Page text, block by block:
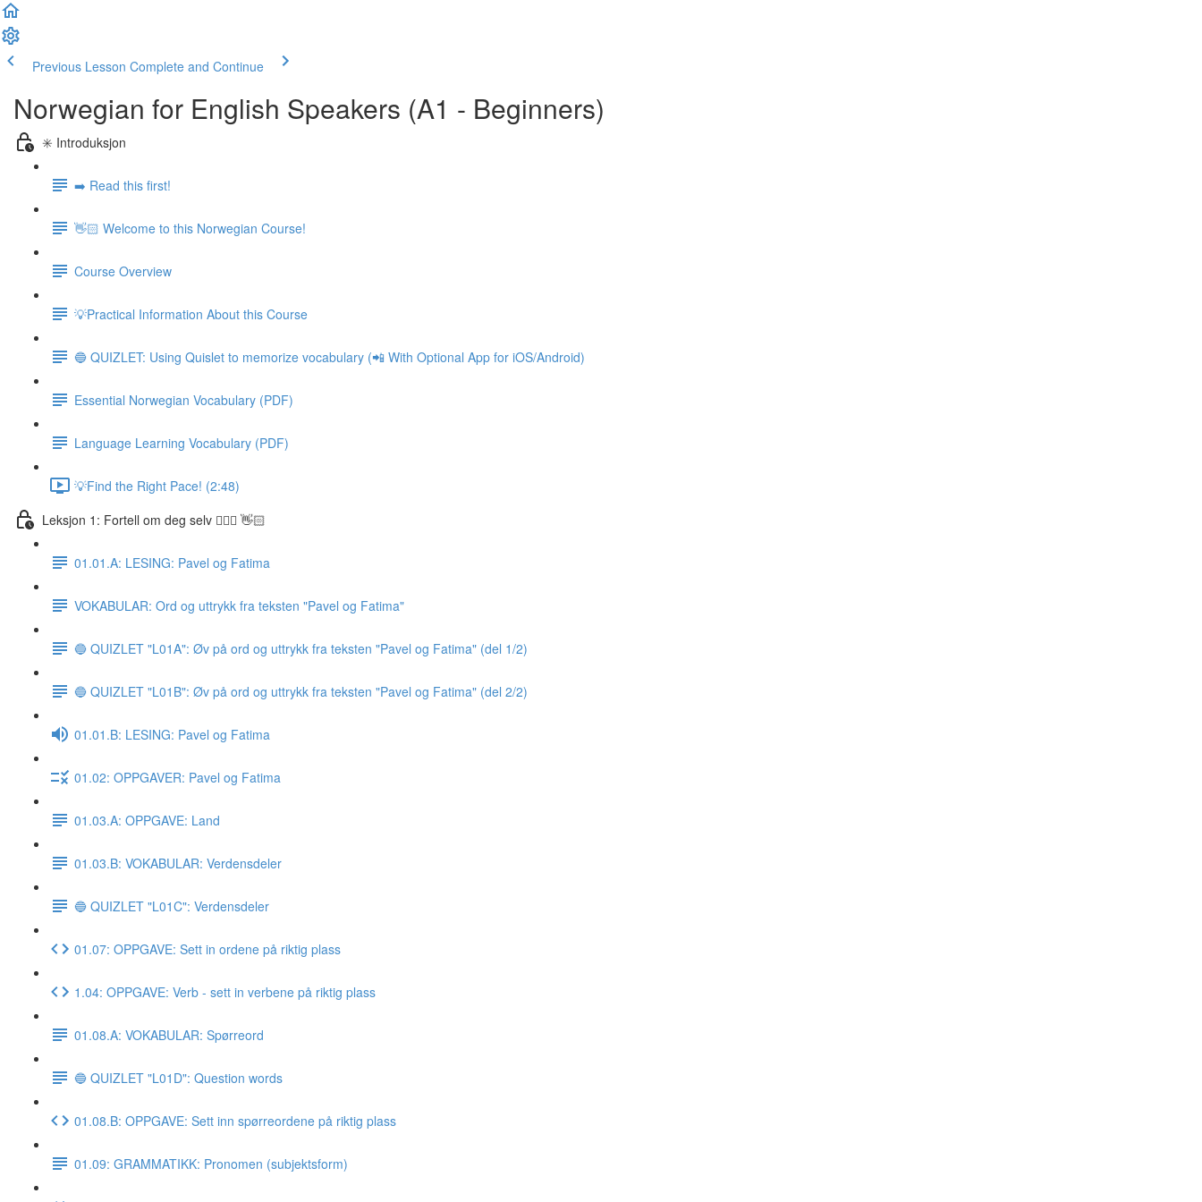
Previous Lesson Complete and Continue
Norwegian for English Speakers (A1 - Beginners)
✳️ Introduksjon
➡️ Read this first!
👋🏻 Welcome to this Norwegian Course!
Course Overview
💡Practical Information About this Course
🔵 QUIZLET: Using Quislet to memorize vocabulary (📲 With Optional App for iOS/Android)
Essential Norwegian Vocabulary (PDF)
Language Learning Vocabulary (PDF)
💡Find the Right Pace! (2:48)
Leksjon 1: Fortell om deg selv 🙋🏽‍♀️ 👋🏻
01.01.A: LESING: Pavel og Fatima
VOKABULAR: Ord og uttrykk fra teksten "Pavel og Fatima"
🔵 QUIZLET "L01A": Øv på ord og uttrykk fra teksten "Pavel og Fatima" (del 1/2)
🔵 QUIZLET "L01B": Øv på ord og uttrykk fra teksten "Pavel og Fatima" (del 2/2)
01.01.B: LESING: Pavel og Fatima
01.02: OPPGAVER: Pavel og Fatima
01.03.A: OPPGAVE: Land
01.03.B: VOKABULAR: Verdensdeler
🔵 QUIZLET "L01C": Verdensdeler
01.07: OPPGAVE: Sett in ordene på riktig plass
1.04: OPPGAVE: Verb - sett in verbene på riktig plass
01.08.A: VOKABULAR: Spørreord
🔵 QUIZLET "L01D": Question words
01.08.B: OPPGAVE: Sett inn spørreordene på riktig plass
01.09: GRAMMATIKK: Pronomen (subjektsform)